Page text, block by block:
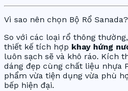
Vì sao nên chọn Bộ Rổ Sanada?
So với các loại rổ thông thường,
thiết kế tích hợp khay hứng
luôn sạch sẽ và khô ráo. Kích
dáng đẹp cùng chất liệu nhựa
phẩm vừa tiện dụng vừa phù
bếp hiện đại.